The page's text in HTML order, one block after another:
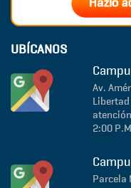
UBÍCANOS
Av.
Libertad
2:00
Parcela